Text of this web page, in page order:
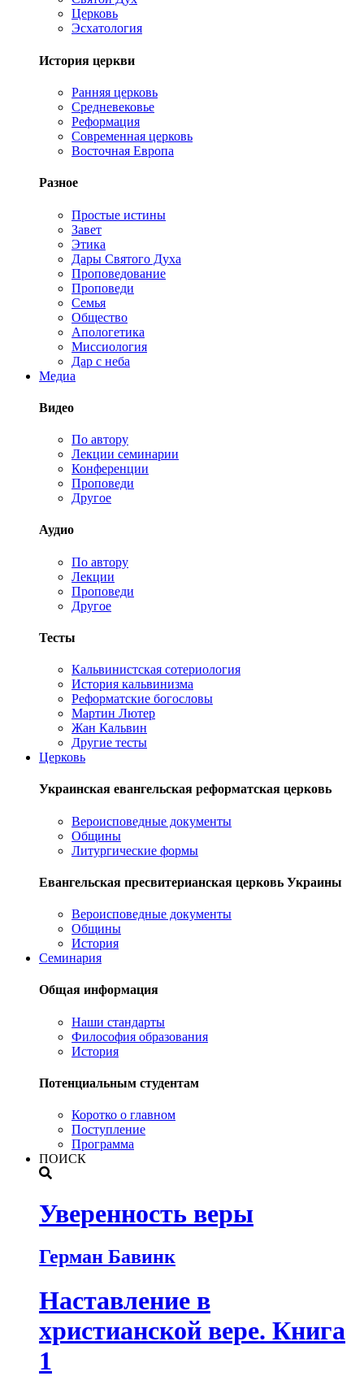
Церковь
Эсхатология
История церкви
Ранняя церковь
Средневековье
Реформация
Современная церковь
Восточная Европа
Разное
Простые истины
Завет
Этика
Дары Святого Духа
Проповедование
Проповеди
Семья
Общество
Апологетика
Миссиология
Дар с неба
Медиа
Видео
По автору
Лекции семинарии
Конференции
Проповеди
Другое
Аудио
По автору
Лекции
Проповеди
Другое
Тесты
Кальвинистская сотериология
История кальвинизма
Реформатские богословы
Мартин Лютер
Жан Кальвин
Другие тесты
Церковь
Украинская евангельская реформатская церковь
Вероисповедные документы
Общины
Литургические формы
Евангельская пресвитерианская церковь Украины
Вероисповедные документы
Общины
История
Семинария
Общая информация
Наши стандарты
Философия образования
История
Потенциальным студентам
Коротко о главном
Поступление
Программа
ПОИСК
Уверенность веры
Герман Бавинк
Наставление в
христианской вере. Книга
1